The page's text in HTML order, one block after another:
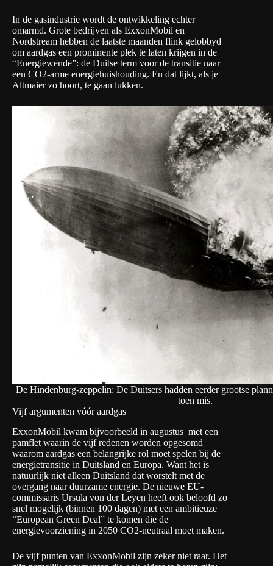
In de gasindustrie wordt de ontwikkeling echter
omarmd. Grote bedrijven als ExxonMobil en
Nordstream hebben de laatste maanden flink gelobbyd
om aardgas een prominente plek te laten krijgen in de
“Energiewende”: de Duitse term voor de transitie naar
een CO2-arme energiehuishouding. En dat lijkt, als je
Altmaier zo hoort, te gaan lukken.
De Hindenburg-zeppelin: De Duitsers hadden eerder grootse
toen mis.
Vijf argumenten vóór aardgas
ExxonMobil kwam bijvoorbeeld in augustus met een
pamflet waarin de vijf redenen worden opgesomd
waarom aardgas een belangrijke rol moet spelen bij de
energietransitie in Duitsland en Europa. Want het is
natuurlijk niet alleen Duitsland dat worstelt met de
overgang naar duurzame energie. De nieuwe EU-
commissaris Ursula von der Leyen heeft ook beloofd zo
snel mogelijk (binnen 100 dagen) met een ambitieuze
“European Green Deal” te komen die de
energievoorziening in 2050 CO2-neutraal moet maken.
De vijf punten van ExxonMobil zijn zeker niet raar. Het